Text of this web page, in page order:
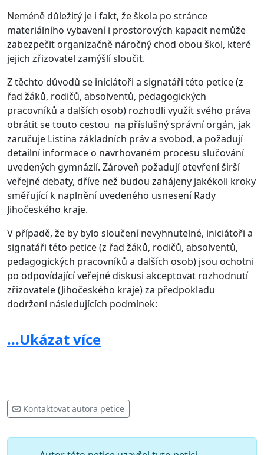
Neméně důležitý je i fakt, že škola po stránce
materiálního vybavení i prostorových kapacit nemůže
zabezpečit organizačně náročný chod obou škol, které
jejich zřizovatel zamýšlí sloučit.
Z těchto důvodů se iniciátoři a signatáři této petice (z
řad žáků, rodičů, absolventů, pedagogických
pracovníků a dalších osob) rozhodli využít svého práva
obrátit se touto cestou na příslušný správní orgán, jak
zaručuje Listina základních práv a svobod, a požadují
detailní informace o navrhovaném procesu slučování
uvedených gymnázií. Zároveň požadují otevření širší
veřejné debaty, dříve než budou zahájeny jakékoli kroky
směřující k naplnění uvedeného usnesení Rady
Jihočeského kraje.
V případě, že by bylo sloučení nevyhnutelné, iniciátoři a
signatáři této petice (z řad žáků, rodičů, absolventů,
pedagogických pracovníků a dalších osob) jsou ochotni
po odpovídající veřejné diskusi akceptovat rozhodnutí
zřizovatele (Jihočeského kraje) za předpokladu
dodržení následujících podmínek:
souvisí se zachováním jeho názvu.
sportovní přípravu.
...Ukázat více
Kontaktovat autora petice